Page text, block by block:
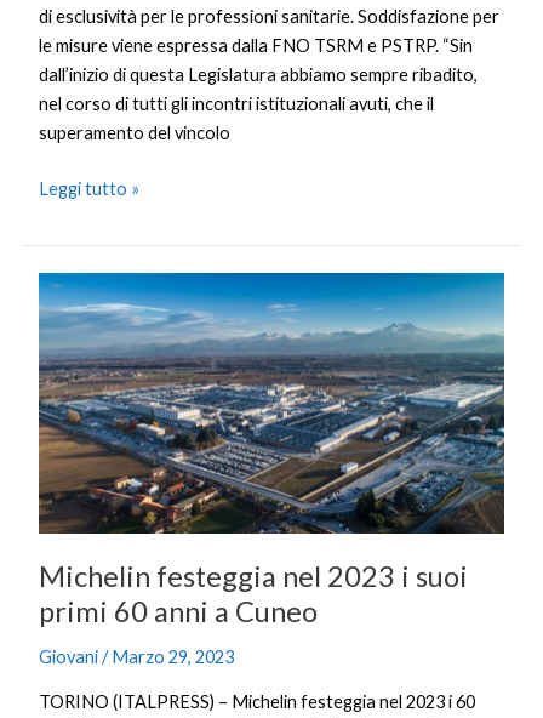
di esclusività per le professioni sanitarie. Soddisfazione per
le misure viene espressa dalla FNO TSRM e PSTRP. “Sin
dall’inizio di questa Legislatura abbiamo sempre ribadito,
nel corso di tutti gli incontri istituzionali avuti, che il
superamento del vincolo
Leggi tutto »
Michelin festeggia nel 2023 i suoi
primi 60 anni a Cuneo
Giovani/Marzo 29, 2023
TORINO (ITALPRESS) – Michelin festeggia nel 2023 i 60
Michelin
festeggia
nel
2023
i
suoi
primi
60
anni
Cuneo